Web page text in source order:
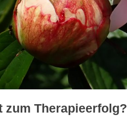
zum Therapieerfolg?